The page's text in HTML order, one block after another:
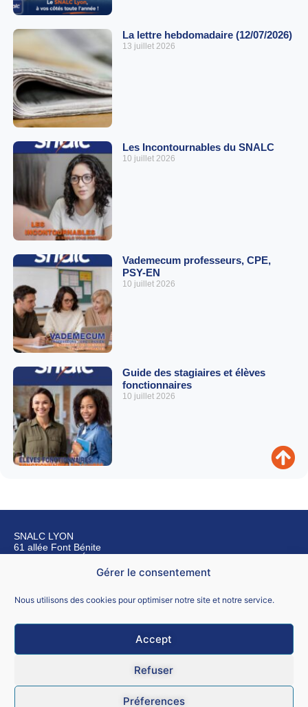
Gérer le consentement
Nous utilisons des cookies pour optimiser notre site et notre service.
Accept
Refuser
Préferences
La lettre hebdomadaire (12/07/2026)
13 juillet 2026
Les Incontournables du SNALC
10 juillet 2026
Vademecum professeurs, CPE,
PSY-EN
10 juillet 2026
Guide des stagiaires et élèves
fonctionnaires
10 juillet 2026
SNALC LYON
61 allée Font Bénite
CGU